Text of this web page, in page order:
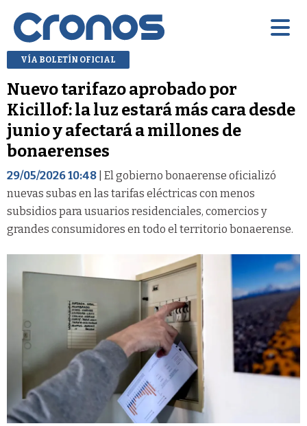
VÍA BOLETÍN OFICIAL
Nuevo tarifazo aprobado por
Kicillof: la luz estará más cara desde
junio y afectará a millones de
bonaerenses
29/05/2026 10:48 | El gobierno bonaerense oficializó
nuevas subas en las tarifas eléctricas con menos
subsidios para usuarios residenciales, comercios y
grandes consumidores en todo el territorio bonaerense.